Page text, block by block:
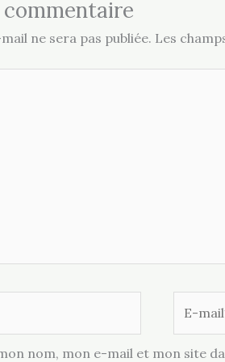
ne sera pas publiée. Les
mail*
nom, mon e-mail et mon site